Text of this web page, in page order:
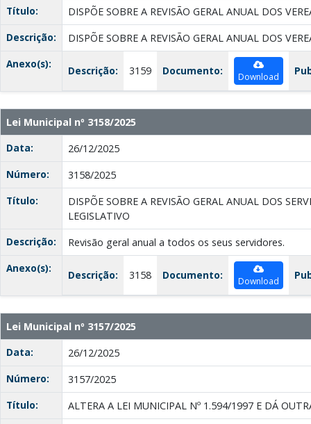
Título:
DISPÕE SOBRE A REVISÃO GERAL ANUAL DOS
Descrição:
DISPÕE SOBRE A REVISÃO GERAL ANUAL DOS
Anexo(s):
Descrição: 3159 Documento: Download
Lei Municipal nº 3158/2025
Data:
26/12/2025
Número:
3158/2025
Título:
DISPÕE SOBRE A REVISÃO GERAL ANUAL DOS
LEGISLATIVO
Descrição:
Revisão geral anual a todos os seus servidores.
Anexo(s):
Descrição: 3158 Documento: Download
Lei Municipal nº 3157/2025
Data:
26/12/2025
Número:
3157/2025
Título:
ALTERA A LEI MUNICIPAL Nº 1.594/1997 E DÁ